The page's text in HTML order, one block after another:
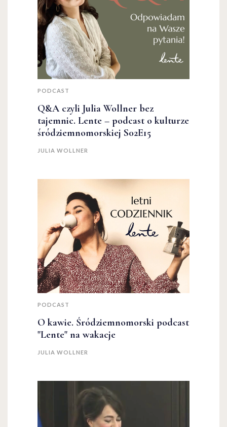
PODCAST
Q&A czyli Julia Wollner bez
tajemnic. Lente – podcast o kulturze
śródziemnomorskiej S02E15
JULIA WOLLNER
PODCAST
O kawie. Śródziemnomorski podcast
"Lente" na wakacje
JULIA WOLLNER